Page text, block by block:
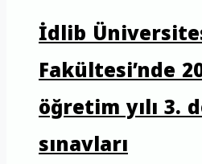
İdlib
Fakültesi’nde
öğretim yılı 3.
sınavları